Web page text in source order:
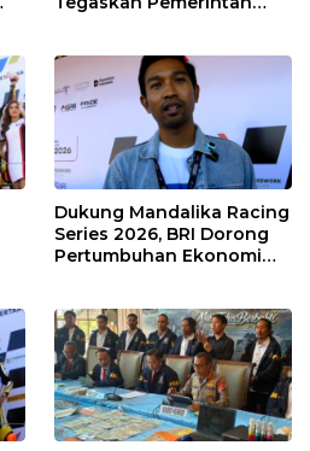
Dukung Mandalika Racing
Series 2026, BRI Dorong
Pertumbuhan Ekonomi